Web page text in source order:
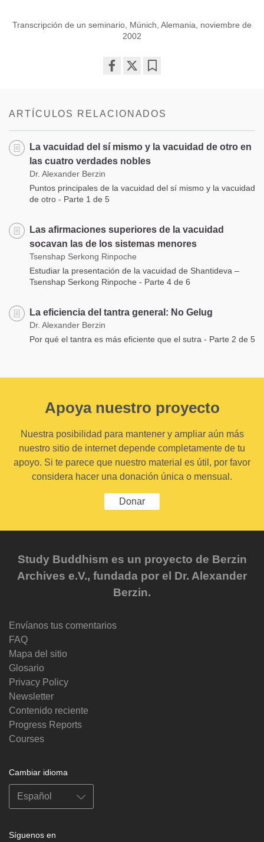
Transcripción de un seminario, Múnich, Alemania, noviembre de
2002
ARTÍCULOS RELACIONADOS
La vacuidad del sí mismo y la vacuidad de otro en
las cuatro verdades nobles
Dr. Alexander Berzin
Puntos principales de la vacuidad del sí mismo y la vacuidad
de otro - Parte 1 de 5
Las afirmaciones superiores de la vacuidad
socavan las de los sistemas menores
Tsenshap Serkong Rinpoche
Estudiar la presentación de la vacuidad de Shantideva –
Tsenshap Serkong Rinpoche - Parte 4 de 6
La eficiencia del tantra general: No Gelug
Dr. Alexander Berzin
Por qué el tantra es más eficiente que el sutra - Parte 2 de 5
Apoya nuestro proyecto
Nuestra posibilidad para mantener y ampliar aún más
nuestro sitio de internet depende completamente de tu
apoyo. Si te parece que nuestro material es útil, por favor
considera hacer una donación única o mensual.
Donar
Study Buddhism es un proyecto de Berzin
Archives e.V., fundada por el Dr. Alexander
Berzin.
Envíanos tus comentarios
FAQ
Mapa del sitio
Glosario
Privacy Policy
Newsletter
Contenido reciente
Progress Reports
Courses
Cambiar idioma
Síguenos en